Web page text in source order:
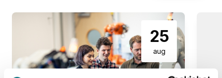
25
aug